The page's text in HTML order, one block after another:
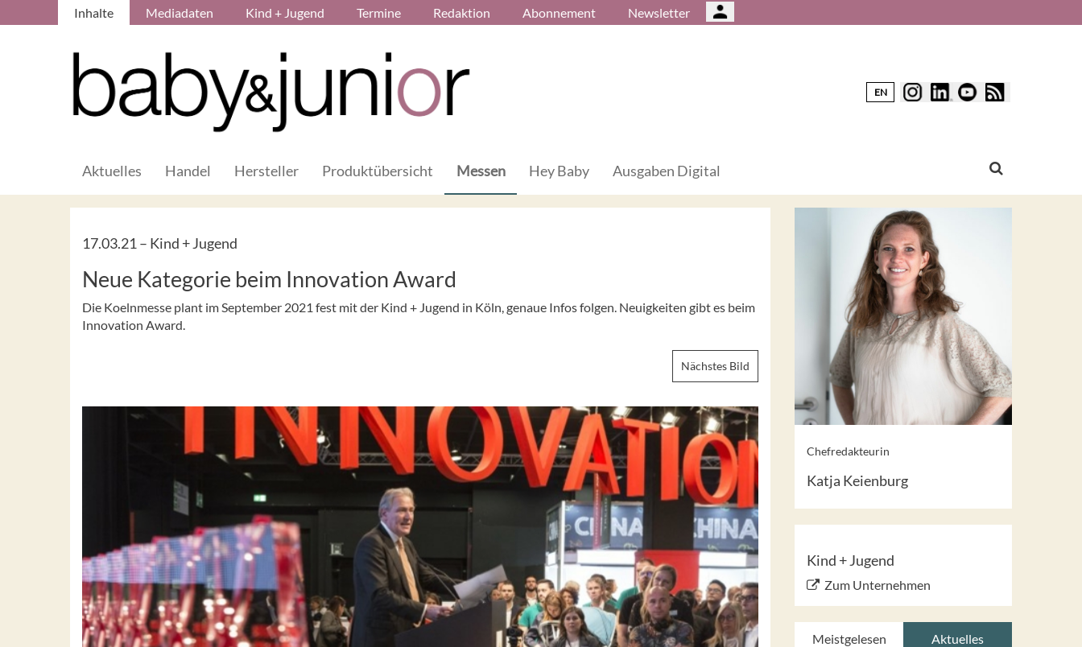
Inhalte Mediadaten Kind + Jugend Termine Redaktion Abonnement Newsletter
EN
Aktuelles Handel Hersteller Produktübersicht Messen Hey Baby Ausgaben Digital
17.03.21 – Kind + Jugend
Neue Kategorie beim Innovation Award
Die Koelnmesse plant im September 2021 fest mit der Kind + Jugend in Köln, genaue Infos folgen. Neuigkeiten gibt es beim
Innovation Award.
Nächstes Bild
Chefredakteurin
Katja Keienburg
Kind + Jugend
Zum Unternehmen
Meistgelesen Aktuelles